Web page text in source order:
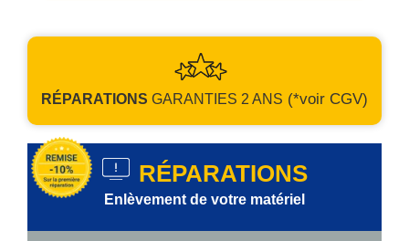
RÉPARATIONS GARANTIES 2 ANS (*voir CGV)
RÉPARATIONS
Enlèvement de votre matériel